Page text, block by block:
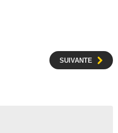
SUIVANTE